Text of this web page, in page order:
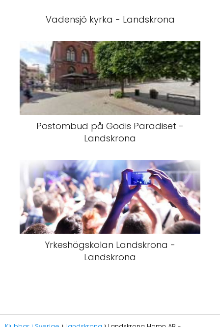
Vadensjö kyrka - Landskrona
Postombud på Godis Paradiset -
Landskrona
Yrkeshögskolan Landskrona -
Landskrona